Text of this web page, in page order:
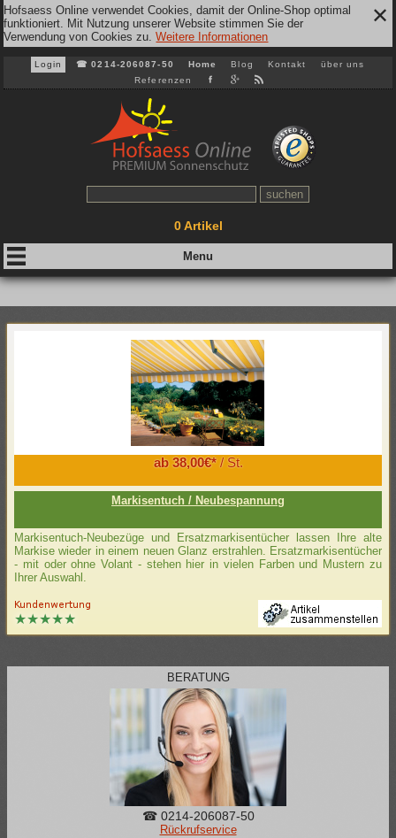
Hofsaess Online verwendet Cookies, damit der Online-Shop optimal
funktioniert. Mit Nutzung unserer Website stimmen Sie der
Verwendung von Cookies zu.Weitere Informationen
✕
Login ☎0214-206087-50 Home Blog Kontakt
über uns
Referenzen
0Artikel
ab 38,00€*/ St.
Markisentuch / Neubespannung
Markisentuch-Neubezüge und Ersatzmarkisentücher lassen Ihre alte
Markise wieder in einem neuen Glanz erstrahlen. Ersatzmarkisentücher
- mit oder ohne Volant - stehen hier in vielen Farben und Mustern zu
Ihrer Auswahl.
BERATUNG
☎ 0214-206087-50
Rückrufservice